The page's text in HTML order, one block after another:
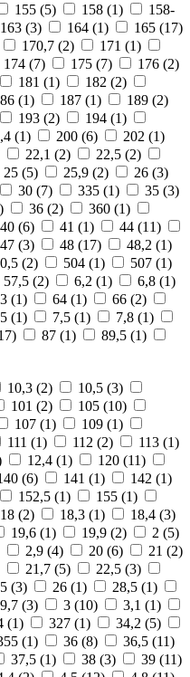
155 (5) 158 (1)
158-
163 (3) 164 (1) 165 (17)
170,7 (2) 171 (1)
174 (7) 175 (7) 176 (2)
181 (1) 182 (2)
(1) 187 (1) 189 (2)
193 (2) 194 (1)
(1) 200 (6) 202 (1)
22,1 (2) 22,5 (2)
25 (5) 25,9 (2) 26 (3)
30 (7) 335 (1) 35 (3)
) 36 (2) 360 (1)
40 (6) 41 (1) 44 (11)
47 (3) 48 (17) 48,2 (1)
(2) 504 (1) 507 (1)
57,5 (2) 6,2 (1) 6,8 (1)
(1) 64 (1) 66 (2)
(1) 7,5 (1) 7,8 (1)
) 87 (1) 89,5 (1)
10,3 (2) 10,5 (3)
101 (2) 105 (10)
107 (1) 109 (1)
111 (1) 112 (2) 113 (1)
12,4 (1) 120 (11)
(6) 141 (1) 142 (1)
152,5 (1) 155 (1)
18 (2) 18,3 (1) 18,4 (3)
19,6 (1) 19,9 (2) 2 (5)
2,9 (4) 20 (6) 21 (2)
21,7 (5) 22,5 (3)
(3) 26 (1) 28,5 (1)
(3) 3 (10) 3,1 (1)
(1) 327 (1) 34,2 (5)
(1) 36 (8) 36,5 (11)
37,5 (1) 38 (3) 39 (11)